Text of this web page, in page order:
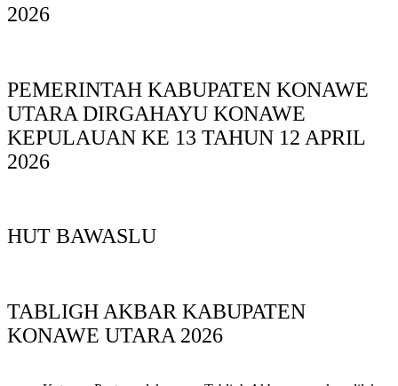
2026
PEMERINTAH KABUPATEN KONAWE
UTARA DIRGAHAYU KONAWE
KEPULAUAN KE 13 TAHUN 12 APRIL
2026
HUT BAWASLU
TABLIGH AKBAR KABUPATEN
KONAWE UTARA 2026